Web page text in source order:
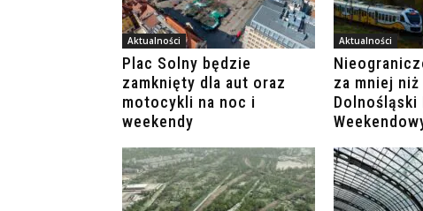
Aktualności
Plac Solny będzie
zamknięty dla aut oraz
motocykli na noc i
weekendy
Aktualności
za mniej niż
Dolnośląski